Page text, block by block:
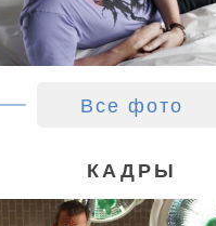
Все фото
КАДРЫ